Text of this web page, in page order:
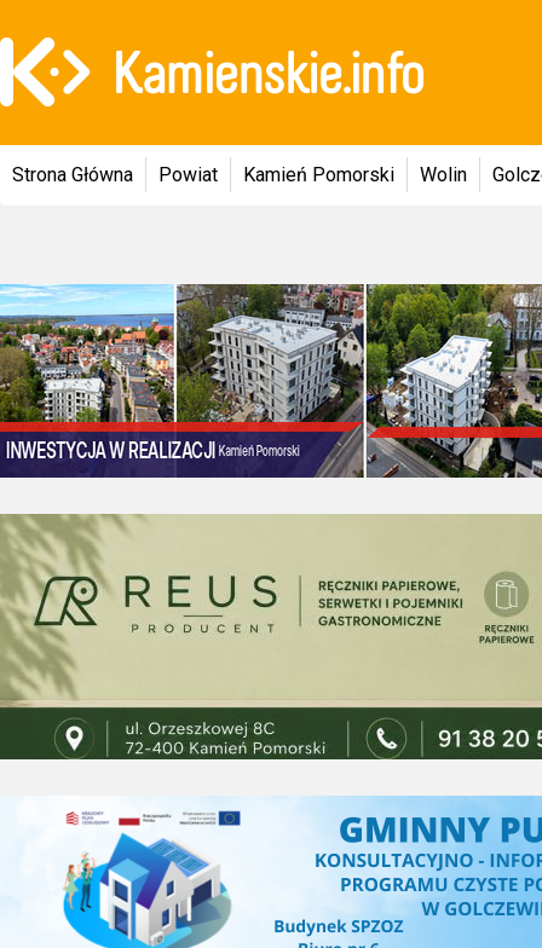
Strona Główna Powiat Kamień Pomorski Wolin